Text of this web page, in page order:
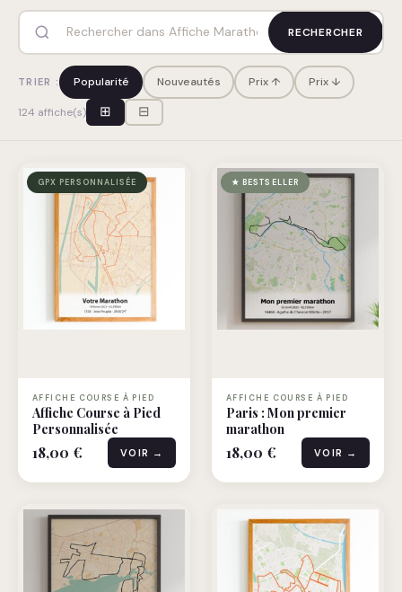
RECHERCHER
TRIER : Popularité Nouveautés Prix ↑ Prix ↓
124 affiche(s) ⊞ ⊟
GPX PERSONNALISÉE
AFFICHE COURSE À PIED
Affiche Course à Pied
Personnalisée
18,00 € VOIR →
★ BESTSELLER
AFFICHE COURSE À PIED
Paris : Mon premier
marathon
18,00 € VOIR →